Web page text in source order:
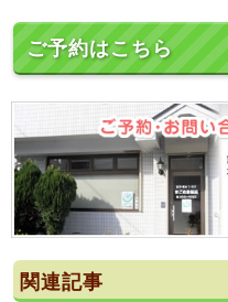
ご予約はこちら
関連記事